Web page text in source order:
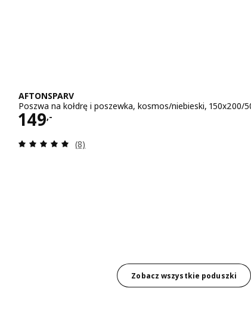
AFTONSPARV
Poszwa na kołdrę i poszewka, kosmos/niebieski, 150x200/
149,-
Cena 149,-
Recenzja: 5 z 5 gwiazdki. Łączna liczba
(8)
Zobacz wszystkie poduszki